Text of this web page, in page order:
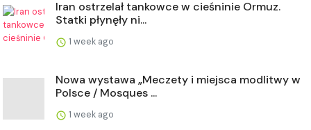
Iran ostrzelał tankowce w cieśninie Ormuz.
Statki płynęły ni...
1 week ago
Nowa wystawa „Meczety i miejsca modlitwy w
Polsce / Mosques ...
1 week ago